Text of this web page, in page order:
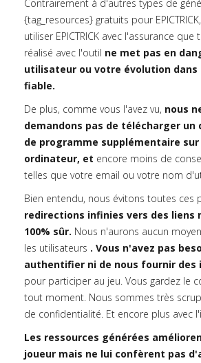
Contrairement à d'autres types de
{tag_resources} gratuits pour
utiliser EPICTRICK avec l'assurance
réalisé avec l'outil ne met pas en
utilisateur ou votre évolution dans
fiable.
De plus, comme vous l'avez vu, nous
demandons pas de télécharger un
de programme supplémentaire
ordinateur, et encore moins de
telles que votre email ou votre nom
Bien entendu, nous évitons toutes ces
redirections infinies vers des liens
100% sûr. Nous n'aurons aucun
les utilisateurs . Vous n'avez pas
authentifier ni de nous fournir des
pour participer au jeu. Vous gardez le
tout moment. Nous sommes très
de confidentialité. Et encore plus avec
Les ressources générées
joueur mais ne lui confèrent pas